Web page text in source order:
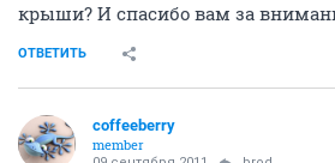
крыши? И спасибо вам за
ОТВЕТИТЬ
coffeeberry
member